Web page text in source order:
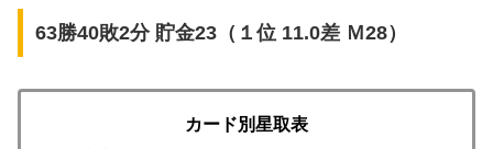
63勝40敗2分 貯金23（１位 11.0差 Ｍ28）
カード別星取表